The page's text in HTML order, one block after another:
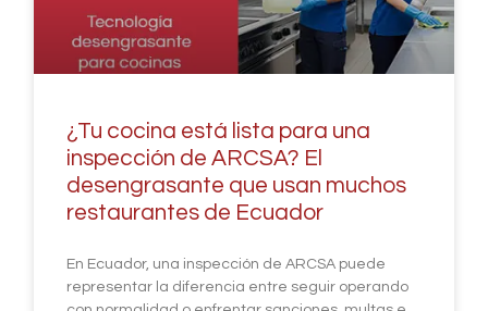
¿Tu cocina está lista para una
inspección de ARCSA? El
desengrasante que usan muchos
restaurantes de Ecuador
En Ecuador, una inspección de ARCSA puede
representar la diferencia entre seguir operando